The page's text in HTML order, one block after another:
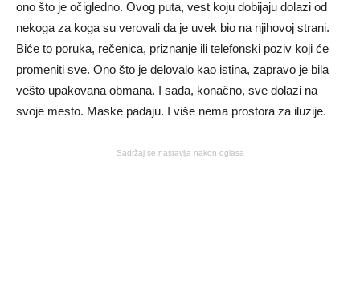
ono što je očigledno. Ovog puta, vest koju dobijaju dolazi od
nekoga za koga su verovali da je uvek bio na njihovoj strani.
Biće to poruka, rečenica, priznanje ili telefonski poziv koji će
promeniti sve. Ono što je delovalo kao istina, zapravo je bila
vešto upakovana obmana. I sada, konačno, sve dolazi na
svoje mesto. Maske padaju. I više nema prostora za iluzije.
Sadržaj se nastavlja nakon oglasa